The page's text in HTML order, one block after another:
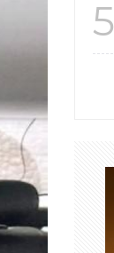
5